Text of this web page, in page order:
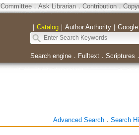
． Ask Librarian． Contribution．
｜ Catalog｜ Author Authority｜ Google
Search engine． Fulltext． Scriptures ．
Advanced Search． Search